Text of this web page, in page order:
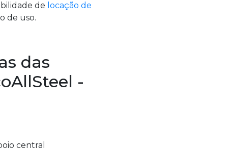
de locação de
de uso.
das
-
central